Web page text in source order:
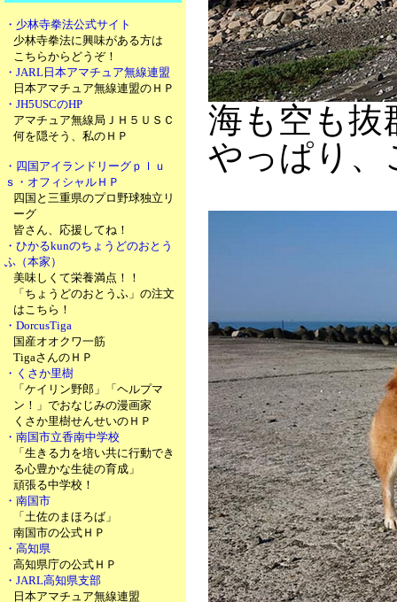
・少林寺拳法公式サイト
少林寺拳法に興味がある方は
こちらからどうぞ！
・JARL日本アマチュア無線連盟
日本アマチュア無線連盟のＨＰ
・JH5USCのHP
アマチュア無線局ＪＨ５ＵＳＣ
何を隠そう、私のＨＰ
・四国アイランドリーグｐｌｕ
ｓ・オフィシャルＨＰ
四国と三重県のプロ野球独立リ
ーグ
皆さん、応援してね！
・ひかるkunのちょうどのおとう
ふ（本家）
美味しくて栄養満点！！
「ちょうどのおとうふ」の注文
はこちら！
・DorcusTiga
国産オオクワ一筋
TigaさんのＨＰ
・くさか里樹
「ケイリン野郎」「ヘルプマ
ン！」でおなじみの漫画家
くさか里樹せんせいのＨＰ
・南国市立香南中学校
「生きる力を培い共に行動でき
る心豊かな生徒の育成」
頑張る中学校！
・南国市
「土佐のまほろば」
南国市の公式ＨＰ
・高知県
高知県庁の公式ＨＰ
・JARL高知県支部
日本アマチュア無線連盟
海も空も抜
やっぱり、